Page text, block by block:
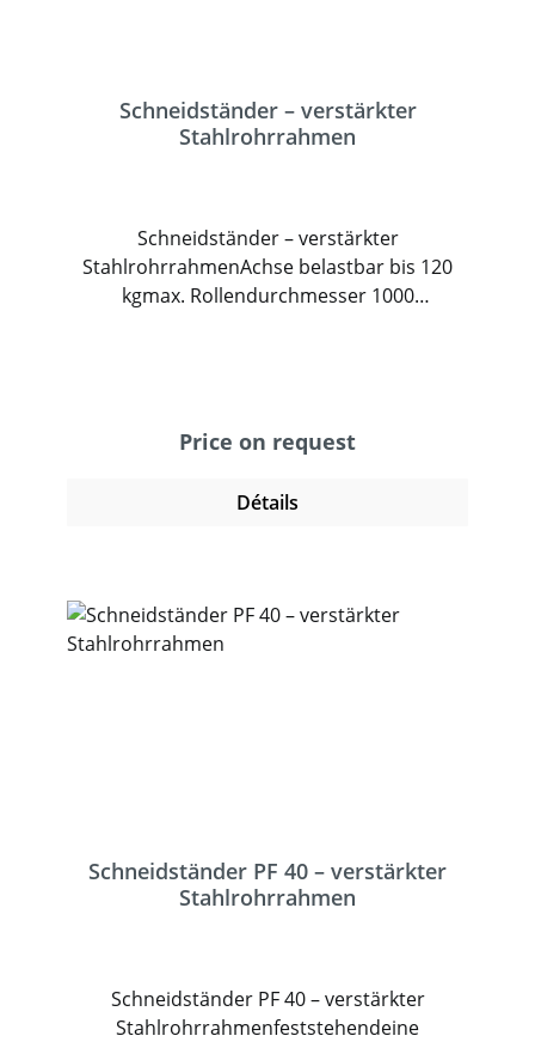
Schneidständer – verstärkter
Stahlrohrrahmen
Schneidständer – verstärkter
StahlrohrrahmenAchse belastbar bis 120
kgmax. Rollendurchmesser 1000
Price on request
Détails
Schneidständer PF 40 – verstärkter
Stahlrohrrahmen
Schneidständer PF 40 – verstärkter
Stahlrohrrahmenfeststehendeine